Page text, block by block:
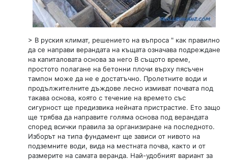
> В руския климат, решението на въпроса " как правилно
да се направи верандата на къщата означава подреждане
на капиталовата основа за него В същото време,
простото полагане на бетонни плочи върху пясъчен
тампон може да не е достатъчно. Пролетните води и
продължителните дъждове лесно измиват почвата под
такава основа, която с течение на времето със
сигурност ще предизвика нейната пристрастие. Ето защо
ще трябва да направите голяма основа под верандата
според всички правила за организиране на последното.
Изборът на типа фундамент ще зависи от нивото на
подземните води, вида на местната почва, както и от
размерите на самата веранда. Най-удобният вариант за